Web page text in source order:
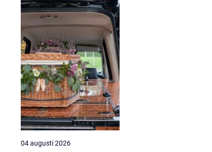
04 augusti 2026